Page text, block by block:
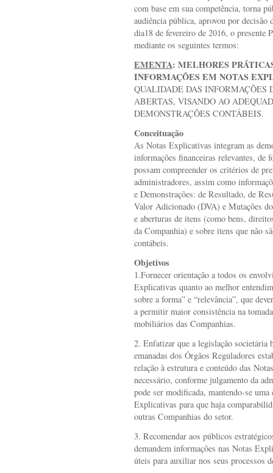
com base em sua competência, torna
audiência pública, aprovou por decisão
dia18 de fevereiro de 2016, o presente
mediante os seguintes termos:
EMENTA: MELHORES
INFORMAÇÕES EM NOTAS
QUALIDADE DAS INFORMAÇÕES
ABERTAS, VISANDO AO
DEMONSTRAÇÕES CONTÁBEIS.
Conceituação
As Notas Explicativas integram as
informações financeiras relevantes, de
possam compreender os critérios de
administradores, assim como
e Demonstrações: de Resultado, de
Valor Adicionado (DVA) e Mutações
e aberturas de itens (como bens,
da Companhia) e sobre itens que não
contábeis.
Objetivos
1.Fornecer orientação a todos os
Explicativas quanto ao melhor
sobre a forma” e “relevância”, que
a permitir maior consistência na
mobiliários das Companhias.
2. Enfatizar que a legislação societária
emanadas dos Órgãos Reguladores
relação à estrutura e conteúdo das
necessário, conforme julgamento da
pode ser modificada, mantendo-se
Explicativas para que haja
outras Companhias do setor.
3. Recomendar aos públicos
demandem informações nas Notas
úteis para auxiliar nos seus processos